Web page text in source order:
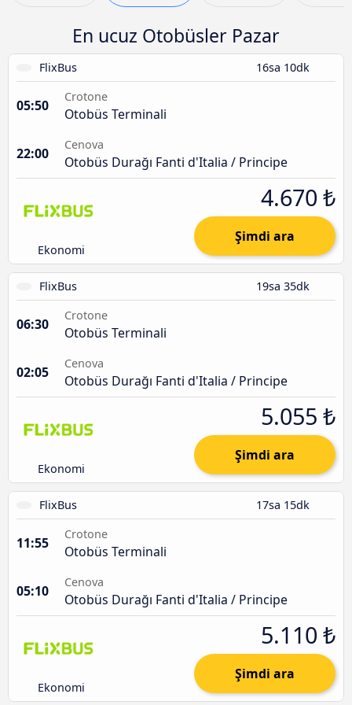
En ucuz Otobüsler Pazar
FlixBus 16sa 10dk
05:50
Crotone
Otobüs Terminali
22:00
Cenova
Otobüs Durağı Fanti d'Italia / Principe
Ekonomi
4.670 ₺
Şimdi ara
FlixBus 19sa 35dk
06:30
Crotone
Otobüs Terminali
02:05
Cenova
Otobüs Durağı Fanti d'Italia / Principe
Ekonomi
5.055 ₺
Şimdi ara
FlixBus 17sa 15dk
11:55
Crotone
Otobüs Terminali
05:10
Cenova
Otobüs Durağı Fanti d'Italia / Principe
Ekonomi
5.110 ₺
Şimdi ara